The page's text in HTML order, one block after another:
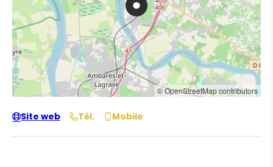
© OpenStreetMap contributors
Site web Tél. Mobile